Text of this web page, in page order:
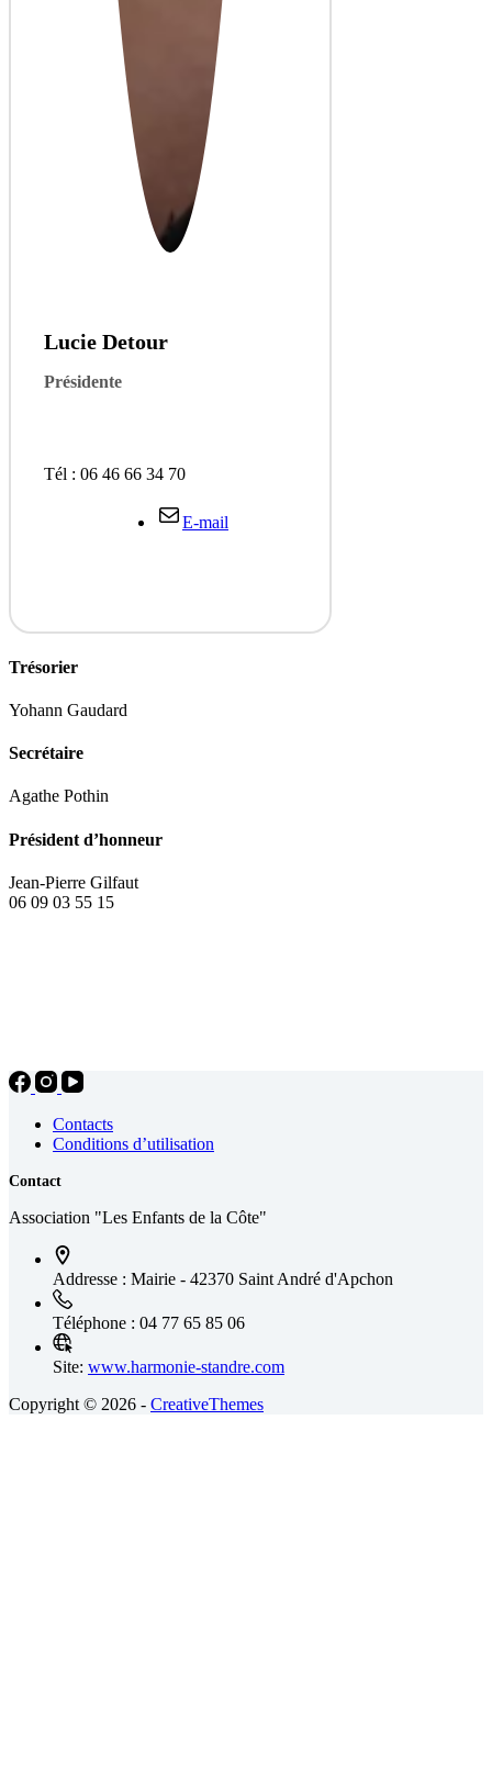
Lucie Detour
Présidente
Tél : 06 46 66 34 70
E-mail
Trésorier
Yohann Gaudard
Secrétaire
Agathe Pothin
Président d’honneur
Jean-Pierre Gilfaut
06 09 03 55 15
Contacts
Conditions d’utilisation
Contact
Association "Les Enfants de la Côte"
Addresse : Mairie - 42370 Saint André d'Apchon
Téléphone : 04 77 65 85 06
Site: www.harmonie-standre.com
Copyright © 2026 - CreativeThemes